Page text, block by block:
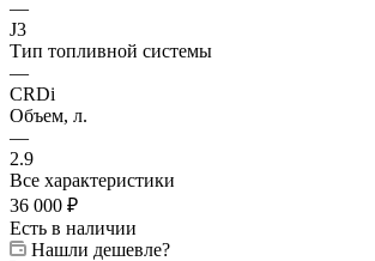
—
J3
Тип топливной системы
—
CRDi
Объем, л.
—
2.9
Все характеристики
36 000 ₽
Есть в наличии
Нашли дешевле?